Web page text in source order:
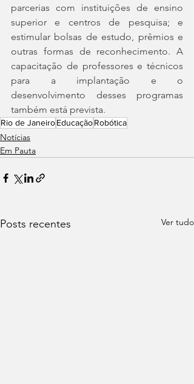
parcerias com instituições de ensino
superior e centros de pesquisa; e
estimular bolsas de estudo, prêmios e
outras formas de reconhecimento. A
capacitação de professores e técnicos
para a implantação e o
desenvolvimento desses programas
também está prevista.
Rio de JaneiroEducaçãoRobótica
Notícias
Em Pauta
Posts recentes Ver tudo